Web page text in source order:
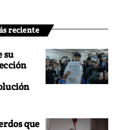
reciente
su
que